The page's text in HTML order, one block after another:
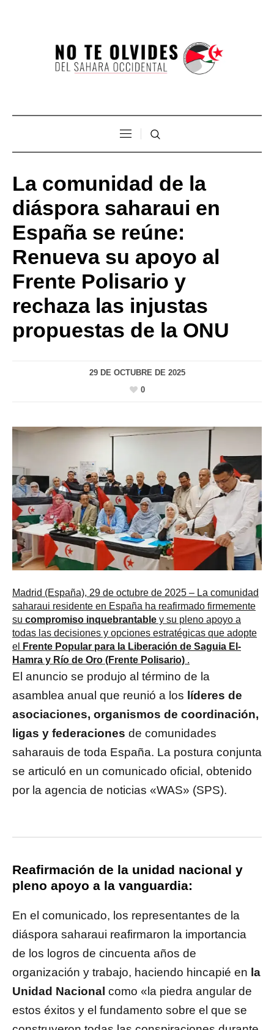
La comunidad de la
diáspora saharaui en
España se reúne:
Renueva su apoyo al
Frente Polisario y
rechaza las injustas
propuestas de la ONU
29 DE OCTUBRE DE 2025
0
Madrid (España), 29 de octubre de 2025 – La comunidad
saharaui residente en España ha reafirmado firmemente
su compromiso inquebrantable y su pleno apoyo a
todas las decisiones y opciones estratégicas que adopte
el
Frente Popular para la Liberación de Saguia El-
Hamra y Río de Oro (Frente Polisario) .
El anuncio se produjo al término de la
asamblea anual que reunió a los líderes de
asociaciones, organismos de coordinación,
ligas y federaciones de comunidades
saharauis de toda España. La postura conjunta
se articuló en un comunicado oficial, obtenido
por la agencia de noticias «WAS» (SPS).
Reafirmación de la unidad nacional y
pleno apoyo a la vanguardia:
En el comunicado, los representantes de la
diáspora saharaui reafirmaron la importancia
de los logros de cincuenta años de
organización y trabajo, haciendo hincapié en la
Unidad Nacional como «la piedra angular de
estos éxitos y el fundamento sobre el que se